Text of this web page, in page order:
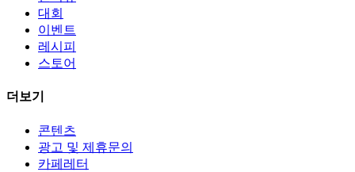
대회
이벤트
레시피
스토어
더보기
콘텐츠
광고 및 제휴문의
카페레터